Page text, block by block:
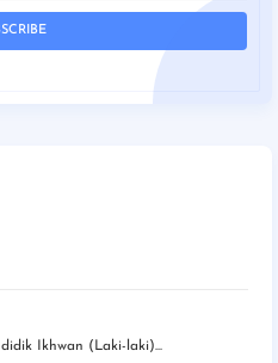
Ikhwan (Laki-laki)...